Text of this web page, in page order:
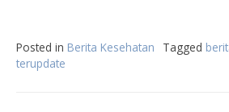
Posted in Berita Kesehatan Tagged
terupdate